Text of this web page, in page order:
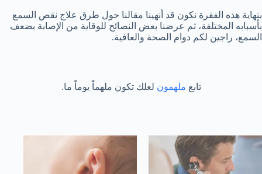
بنهاية هذه الفقرة نكون قد أنهينا مقالنا حول طرق علاج نقص السمع
بأسبابه المختلفة، ثم عرضنا بعض النصائح للوقاية من الإصابة بضعف
السمع، راجين لكم دوام الصحة والعافية.
تابع ملهمون لعلك تكون ملهماً يوماً ما.